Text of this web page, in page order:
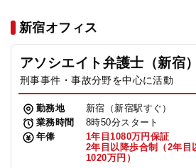
新宿オフィス
アソシエイト弁護士（新宿）
刑事事件・事故分野を中心に活動
勤務地
新宿（新宿駅すぐ）
業務時間
8時50分スタート
年俸
1年目1080万円保証
2年目以降歩合制（2年目
1020万円）
求人採用
お知らせ
特設サイト
相談先情報サイト